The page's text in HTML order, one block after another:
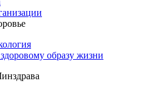
образу жизни